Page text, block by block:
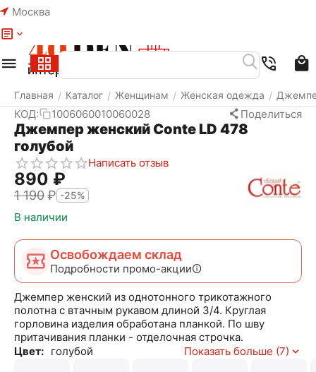
Москва
Главная / Каталог / Женщинам / Женская одежда /
КОД: 1006060010060028 Поделиться
Джемпер женский Conte LD 478
голубой
Написать отзыв
‍890‍ ₽
1 190₽ -25%
В наличии
Освобождаем склад
Подробности промо-акции
Джемпер женский из однотонного трикотажного
полотна с втачным рукавом длиной 3/4. Круглая
горловина изделия обработана планкой. По шву
притачивания планки - отделочная строчка.
Цвет: голубой Показать больше (7)
Меню